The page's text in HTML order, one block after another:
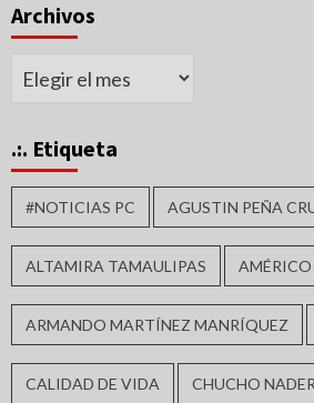
Archivos
Archivos
.:. Etiqueta
#NOTICIAS PC AGUSTIN PEÑA
ALTAMIRA TAMAULIPAS AMÉRICO
ARMANDO MARTÍNEZ MANRÍQUEZ
CALIDAD DE VIDA CHUCHO NADER